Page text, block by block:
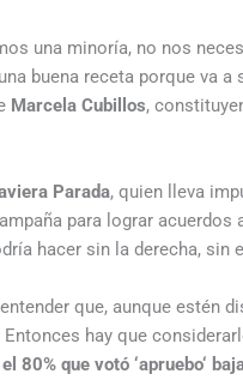
una minoría, no nos
buena receta porque va
Marcela Cubillos,
Parada, quien lleva
para lograr
hacer sin la derecha, sin
que, aunque estén
hay que
80% que votó ‘apruebo‘